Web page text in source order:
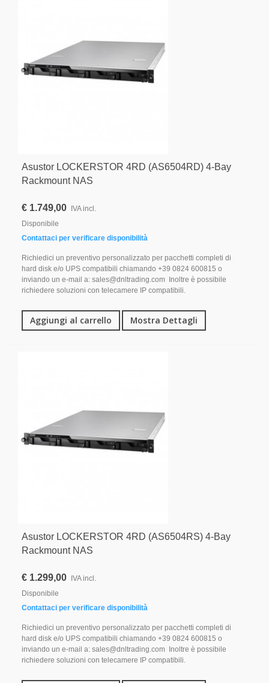
Asustor LOCKERSTOR 4RD (AS6504RD) 4-Bay
Rackmount NAS
€ 1.749,00
IVA incl.
Disponibile
Contattaci per verificare disponibilità
Richiedici un preventivo personalizzato per pacchetti completi di
hard disk e/o UPS compatibili chiamando +39 0824 600815 o
inviando un e-mail a: sales@dnltrading.com Inoltre è possibile
richiedere soluzioni con telecamere IP compatibili.
Aggiungi al carrello Mostra Dettagli
Asustor LOCKERSTOR 4RD (AS6504RS) 4-Bay
Rackmount NAS
€ 1.299,00 IVA incl.
Disponibile
Contattaci per verificare disponibilità
Richiedici un preventivo personalizzato per pacchetti completi di
hard disk e/o UPS compatibili chiamando +39 0824 600815 o
inviando un e-mail a: sales@dnltrading.com Inoltre è possibile
richiedere soluzioni con telecamere IP compatibili.